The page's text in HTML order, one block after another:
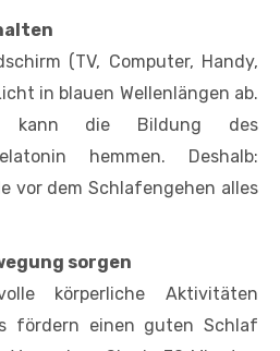
(TV, Computer, Handy,
in blauen Wellenlängen ab.
kann die Bildung des
hemmen. Deshalb:
vor dem Schlafengehen alles
sorgen
körperliche Aktivitäten
fördern einen guten Schlaf